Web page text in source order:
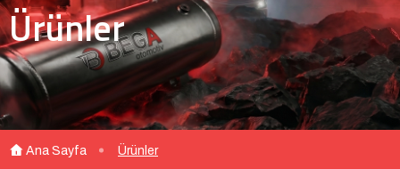
Ürünler
Ana Sayfa Ürünler